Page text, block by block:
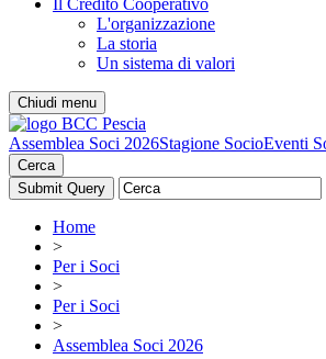
Il Credito Cooperativo
L'organizzazione
La storia
Un sistema di valori
Chiudi menu
Assemblea Soci 2026Stagione SocioEventi
Cerca
Home
>
Per i Soci
>
Per i Soci
>
Assemblea Soci 2026